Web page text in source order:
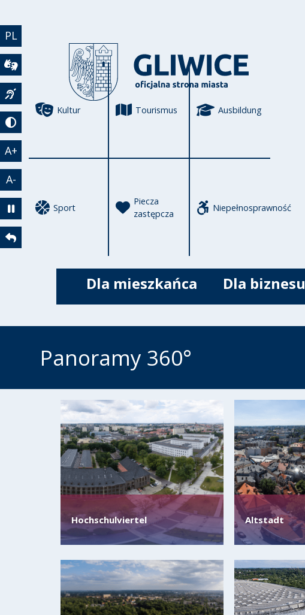
PL
Wideotłumacz
Język migowy
Tryb kontrastowy
A+
A-
Zatrzymaj animację
Powrót
Kultur Tourismus Ausbildung
Sport
Piecza
zastępcza
Niepełnosprawność
Dla mieszkańca Dla biznesu
Panoramy 360°
Hochschulviertel Altstadt